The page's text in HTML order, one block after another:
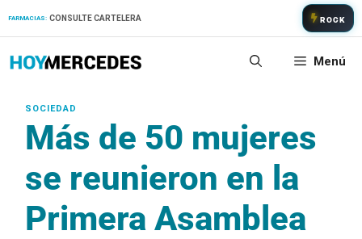
FARMACIAS: CONSULTE CARTELERA ROCK
Menú
Más de 50 mujeres
se reunieron en la
Primera Asamblea